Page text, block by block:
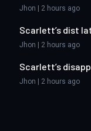
Jhon | 2 hours ago
Scarlett’s dist
Jhon | 2 hours ago
Scarlett’s
Jhon | 2 hours ago